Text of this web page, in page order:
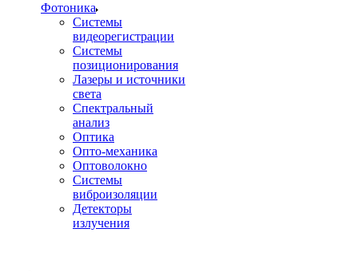
Фотоника
Cистемы
видеорегистрации
Системы
позиционирования
Лазеры и источники
света
Спектральный
анализ
Оптика
Опто-механика
Оптоволокно
Системы
виброизоляции
Детекторы
излучения